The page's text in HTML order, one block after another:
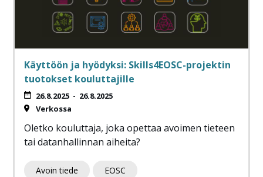
Käyttöön ja hyödyksi: Skills4EOSC-projektin
tuotokset kouluttajille
26.8.2025 - 26.8.2025
Verkossa
Oletko kouluttaja, joka opettaa avoimen tieteen
tai datanhallinnan aiheita?
Avoin tiede EOSC